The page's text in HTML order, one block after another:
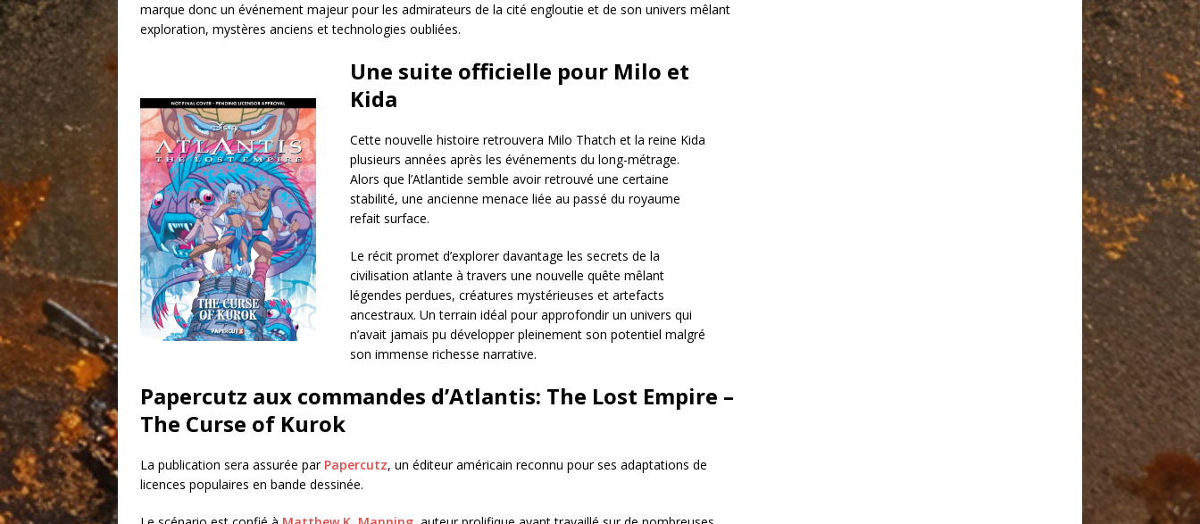
marque donc un événement majeur pour les admirateurs de la cité engloutie et de son univers mêlant
exploration, mystères anciens et technologies oubliées.
Une suite officielle pour Milo et
Kida
Cette nouvelle histoire retrouvera Milo Thatch et la reine Kida
plusieurs années après les événements du long-métrage.
Alors que l’Atlantide semble avoir retrouvé une certaine
stabilité, une ancienne menace liée au passé du royaume
refait surface.
Le récit promet d’explorer davantage les secrets de la
civilisation atlante à travers une nouvelle quête mêlant
légendes perdues, créatures mystérieuses et artefacts
ancestraux. Un terrain idéal pour approfondir un univers qui
n’avait jamais pu développer pleinement son potentiel malgré
son immense richesse narrative.
Papercutz aux commandes d’Atlantis: The Lost Empire –
The Curse of Kurok
La publication sera assurée par Papercutz, un éditeur américain reconnu pour ses adaptations de
licences populaires en bande dessinée.